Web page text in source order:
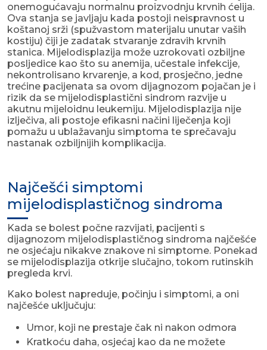
onemogućavaju normalnu proizvodnju krvnih ćelija.
Ova stanja se javljaju kada postoji neispravnost u
koštanoj srži (spužvastom materijalu unutar vaših
kostiju) čiji je zadatak stvaranje zdravih krvnih
stanica. Mijelodisplazija može uzrokovati ozbiljne
posljedice kao što su anemija, učestale infekcije,
nekontrolisano krvarenje, a kod, prosječno, jedne
trećine pacijenata sa ovom dijagnozom pojačan je i
rizik da se mijelodisplastični sindrom razvije u
akutnu mijeloidnu leukemiju. Mijelodisplazija nije
izlječiva, ali postoje efikasni načini liječenja koji
pomažu u ublažavanju simptoma te sprečavaju
nastanak ozbiljnijih komplikacija.
Najčešći simptomi
mijelodisplastičnog sindroma
Kada se bolest počne razvijati, pacijenti s
dijagnozom mijelodisplastičnog sindroma najčešće
ne osjećaju nikakve znakove ni simptome. Ponekad
se mijelodisplazija otkrije slučajno, tokom rutinskih
pregleda krvi.
Kako bolest napreduje, počinju i simptomi, a oni
najčešće uključuju:
Umor, koji ne prestaje čak ni nakon odmora
Kratkoću daha, osjećaj kao da ne možete